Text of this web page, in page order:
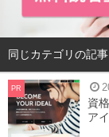
同じカテゴリの記事
PR
資
ア